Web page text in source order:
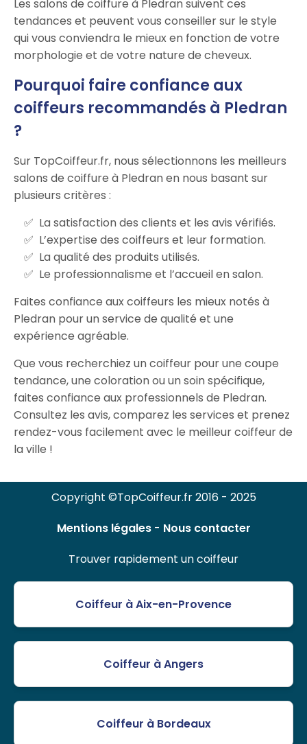
Les salons de coiffure à Pledran suivent ces
tendances et peuvent vous conseiller sur le style
qui vous conviendra le mieux en fonction de votre
morphologie et de votre nature de cheveux.
Pourquoi faire confiance aux
coiffeurs recommandés à Pledran
?
Sur TopCoiffeur.fr, nous sélectionnons les meilleurs
salons de coiffure à Pledran en nous basant sur
plusieurs critères :
La satisfaction des clients et les avis vérifiés.
L’expertise des coiffeurs et leur formation.
La qualité des produits utilisés.
Le professionnalisme et l’accueil en salon.
Faites confiance aux coiffeurs les mieux notés à
Pledran pour un service de qualité et une
expérience agréable.
Que vous recherchiez un coiffeur pour une coupe
tendance, une coloration ou un soin spécifique,
faites confiance aux professionnels de Pledran.
Consultez les avis, comparez les services et prenez
rendez-vous facilement avec le meilleur coiffeur de
la ville !
Copyright ©TopCoiffeur.fr 2016 - 2025
Mentions légales- Nous contacter
Trouver rapidement un coiffeur
Coiffeur à Aix-en-Provence
Coiffeur à Angers
Coiffeur à Bordeaux